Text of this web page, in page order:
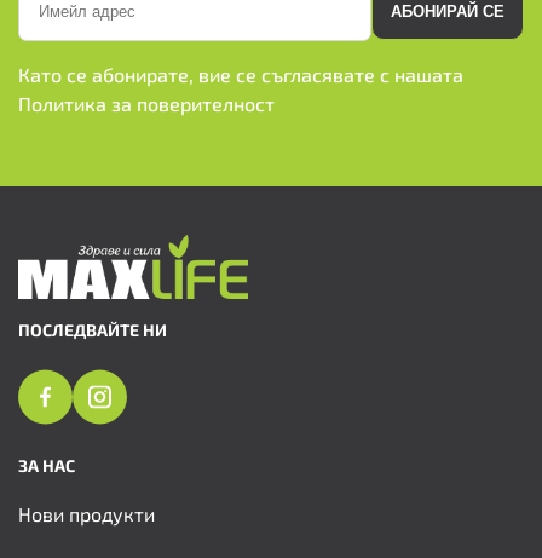
АБОНИРАЙ СЕ
Като се абонирате, вие се съгласявате с нашата
Политика за поверителност
ПОСЛЕДВАЙТЕ НИ
ЗА НАС
Нови продукти